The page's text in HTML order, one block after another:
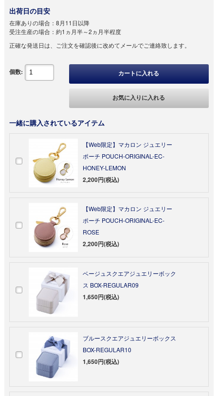
出荷日の目安
在庫ありの場合： 8月11日以降
受注生産の場合： 約1ヵ月半～2ヵ月半程度
正確な発送日は、ご注文を確認後に改めてメールでご連絡致します。
個数: カートに入れる
お気に入りに入れる
一緒に購入されているアイテム
【Web限定】マカロン ジュエリー
ポーチ POUCH-ORIGINAL-EC-
HONEY-LEMON
2,200円(税込)
【Web限定】マカロン ジュエリー
ポーチ POUCH-ORIGINAL-EC-
ROSE
2,200円(税込)
ベージュスクエアジュエリーボック
ス BOX-REGULAR09
1,650円(税込)
ブルースクエアジュエリーボックス
BOX-REGULAR10
1,650円(税込)